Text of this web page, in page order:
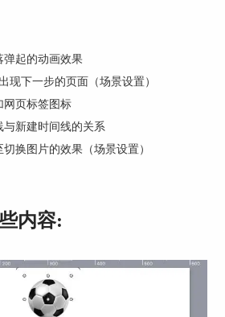
2：创建矩形图案
一个蓝色的背景色。选择右侧
择填充颜色为蓝色。
弹起的动画效果
现下一步的页面（场景设置）
网页标签图标
与新建时间线的关系
换图片的效果（场景设置）
内容: